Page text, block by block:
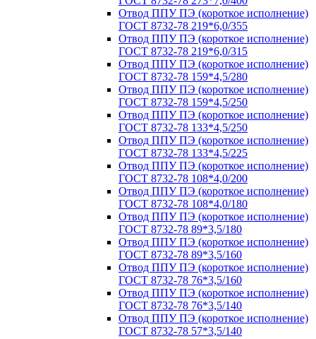
Отвод ППУ ПЭ (короткое исполнение)
ГОСТ 8732-78 219*6,0/355
Отвод ППУ ПЭ (короткое исполнение)
ГОСТ 8732-78 219*6,0/315
Отвод ППУ ПЭ (короткое исполнение)
ГОСТ 8732-78 159*4,5/280
Отвод ППУ ПЭ (короткое исполнение)
ГОСТ 8732-78 159*4,5/250
Отвод ППУ ПЭ (короткое исполнение)
ГОСТ 8732-78 133*4,5/250
Отвод ППУ ПЭ (короткое исполнение)
ГОСТ 8732-78 133*4,5/225
Отвод ППУ ПЭ (короткое исполнение)
ГОСТ 8732-78 108*4,0/200
Отвод ППУ ПЭ (короткое исполнение)
ГОСТ 8732-78 108*4,0/180
Отвод ППУ ПЭ (короткое исполнение)
ГОСТ 8732-78 89*3,5/180
Отвод ППУ ПЭ (короткое исполнение)
ГОСТ 8732-78 89*3,5/160
Отвод ППУ ПЭ (короткое исполнение)
ГОСТ 8732-78 76*3,5/160
Отвод ППУ ПЭ (короткое исполнение)
ГОСТ 8732-78 76*3,5/140
Отвод ППУ ПЭ (короткое исполнение)
ГОСТ 8732-78 57*3,5/140